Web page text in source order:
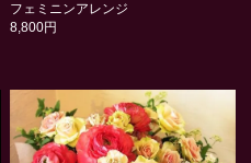
フェミニンアレンジ
8,800円